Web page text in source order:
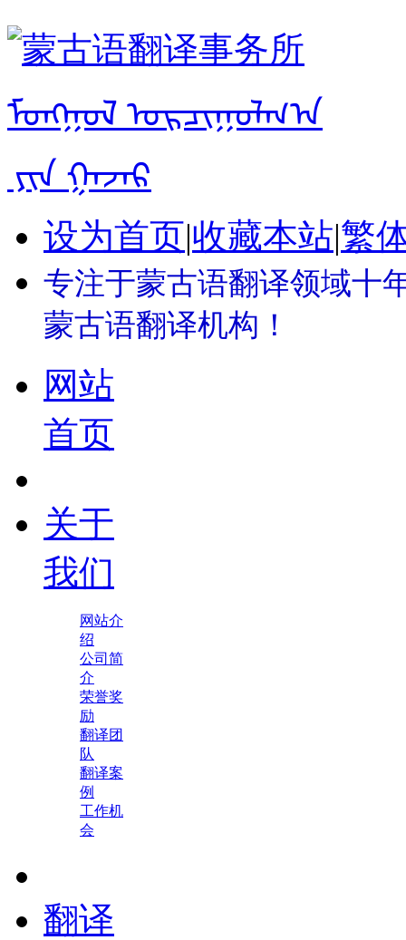
设为首页|收藏本站|繁
专注于蒙古语翻译领域十
蒙古语翻译机构！
网站
首页
关于
我们
网站介
绍
公司简
介
荣誉奖
励
翻译团
队
翻译案
例
工作机
会
翻译